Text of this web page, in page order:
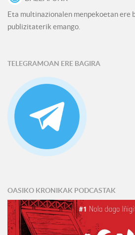
Eta multinazionalen menpekoetan ere
publizitaterik emango.
TELEGRAMOAN ERE BAGIRA
OASIKO KRONIKAK PODCASTAK